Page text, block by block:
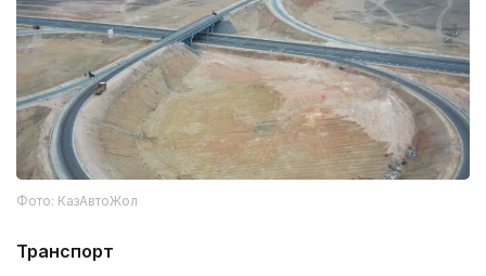
Фото: КазАвтоЖол
Транспорт